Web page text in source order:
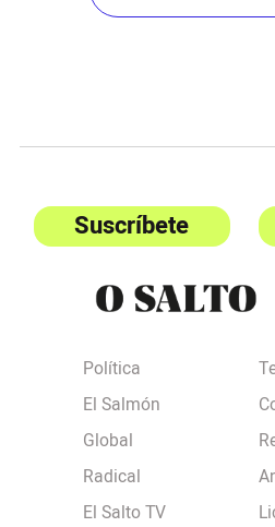
Suscríbete
Política
El Salmón
Global
Radical
El Salto TV